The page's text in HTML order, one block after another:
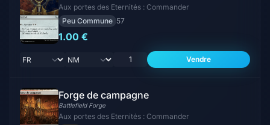
Aux portes des Eternités : Commander
Peu Commune 57
1.00 €
Vendre
Forge de campagne
Battlefield Forge
Aux portes des Eternités : Commander